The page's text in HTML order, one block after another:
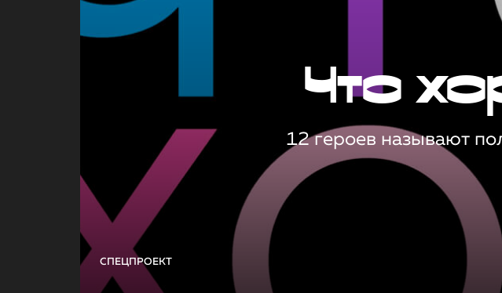
СПЕЦПРОЕКТ
Что
12 героев называют